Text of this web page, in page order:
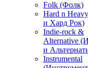
Folk (Фолк)
Hard n
и Хард Рок)
Indie-rock &
Alternative
и
Instrumental